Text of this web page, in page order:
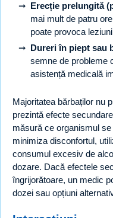
Erecție prelungită
mai mult de patru
poate provoca
Dureri în piept sau
semne de probleme
asistență medicală
Majoritatea bărbaților nu
prezintă efecte
măsură ce organismul
minimiza disconfortul,
consumul excesiv de
dozare. Dacă efectele
îngrijorătoare, un medic
dozei sau opțiuni